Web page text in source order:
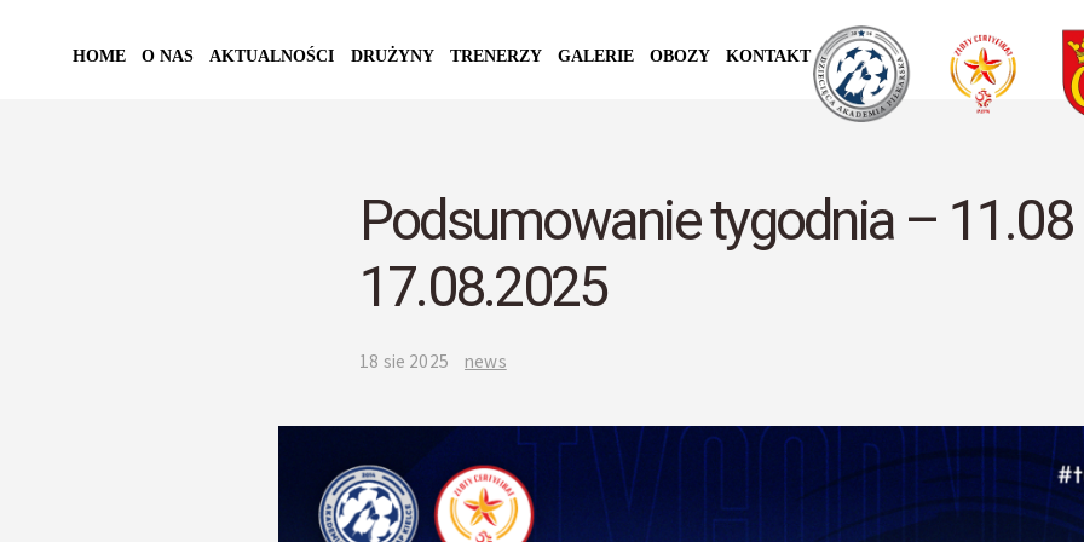
HOME O NAS AKTUALNOŚCI DRUŻYNY TRENERZY GALERIE OBOZY KONTAKT
Podsumowanie tygodnia –
17.08.2025
18 sie 2025 news